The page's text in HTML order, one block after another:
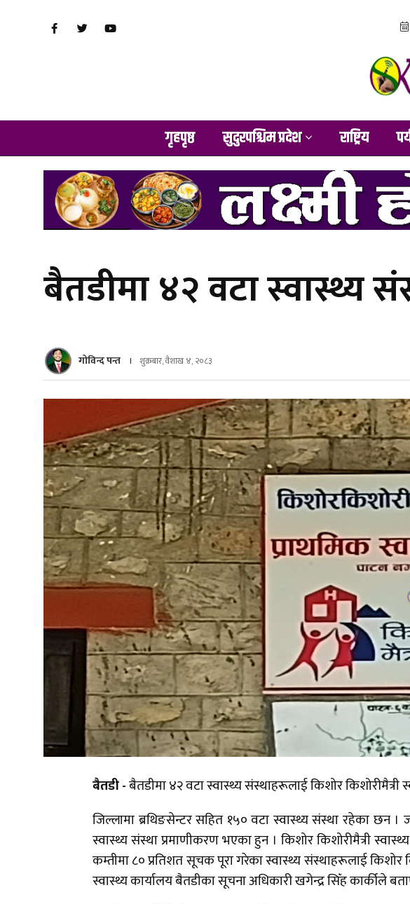
गृहपृष्ठ सुदुरपश्चिम प्रदेश राष्ट्रिय
बैतडीमा ४२ वटा स्वास्थ्य
गोविन्द पन्त शुक्रबार, वैशाख ४, २०८३
बैतडी -बैतडीमा ४२ वटा स्वास्थ्य संस्थाहरूलाई किशोर किशोरीमैत्री
जिल्लामा ब्रथिङसेन्टर सहित १५० वटा स्वास्थ्य संस्था रहेका छन ।
स्वास्थ्य संस्था प्रमाणीकरण भएका हुन । किशोर किशोरीमैत्री
कम्तीमा ८० प्रतिशत सूचक पूरा गरेका स्वास्थ्य संस्थाहरूलाई किशोर
स्वास्थ्य कार्यालय बैतडीका सूचना अधिकारी खगेन्द्र सिँह कार्कीले